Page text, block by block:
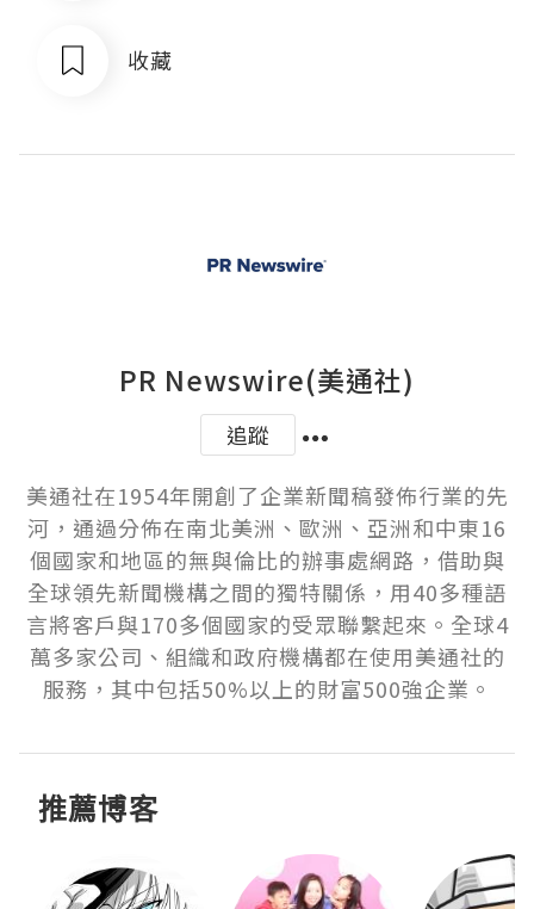
收藏
PR Newswire(美通社)
追蹤
美通社在1954年開創了企業新聞稿發佈行業的先
河，通過分佈在南北美洲、歐洲、亞洲和中東16
個國家和地區的無與倫比的辦事處網路，借助與
全球領先新聞機構之間的獨特關係，用40多種語
言將客戶與170多個國家的受眾聯繫起來。全球4
萬多家公司、組織和政府機構都在使用美通社的
服務，其中包括50%以上的財富500強企業。
推薦博客